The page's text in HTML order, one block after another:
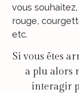
vous
rouge,
etc.
Si vous êtes
a plu alors
interagir